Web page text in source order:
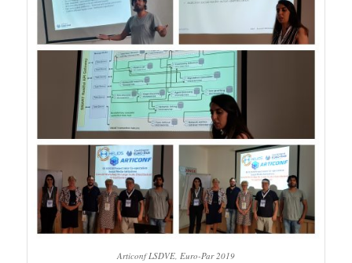
Articonf LSDVE, Euro-Par 2019